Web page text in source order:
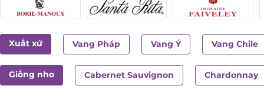
Xuất xứ Vang Pháp Vang Ý Vang Chile
Giống nho Cabernet Sauvignon Chardonnay